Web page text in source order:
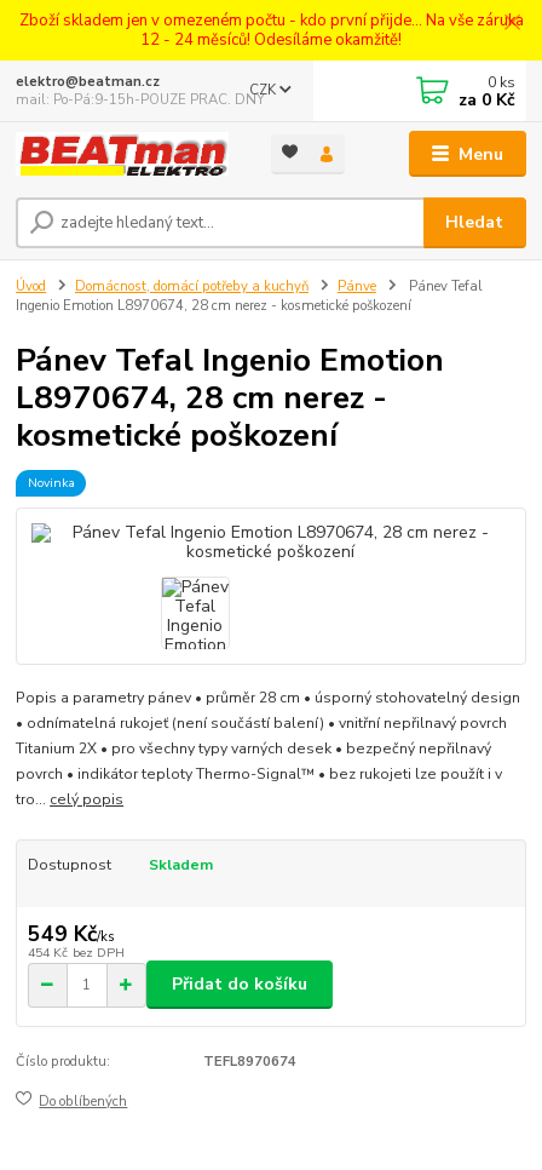
Zboží skladem jen v omezeném počtu - kdo první přijde... Na vše záruka
12 - 24 měsíců! Odesíláme okamžitě!
Menu
CZK
Hledat
elektro@beatman.cz
mail: Po-Pá:9-15h-POUZE PRAC. DNY
0 ks
za 0 Kč
Úvod Domácnost, domácí potřeby a kuchyň Pánve
Pánev Tefal
Ingenio Emotion L8970674, 28 cm nerez - kosmetické poškození
Pánev Tefal Ingenio Emotion
L8970674, 28 cm nerez -
kosmetické poškození
Novinka
Popis a parametry pánev • průměr 28 cm • úsporný stohovatelný design
• odnímatelná rukojeť (není součástí balení) • vnitřní nepřilnavý povrch
Titanium 2X • pro všechny typy varných desek • bezpečný nepřilnavý
povrch • indikátor teploty Thermo-Signal™ • bez rukojeti lze použít i v
tro... celý popis
Dostupnost Skladem
549 Kč/ks
454 Kč bez DPH
Přidat do košíku
Číslo produktu: TEFL8970674
Do oblíbených